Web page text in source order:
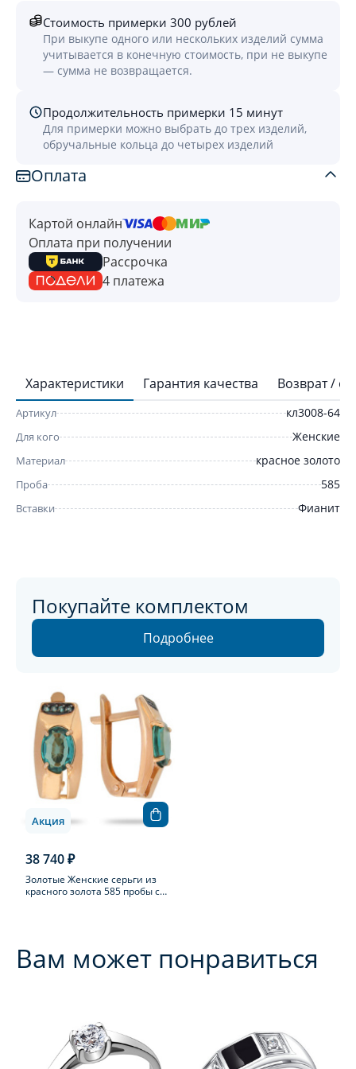
Стоимость примерки 300 рублей
При выкупе одного или нескольких изделий сумма
учитывается в конечную стоимость, при не выкупе
— сумма не возвращается.
Продолжительность примерки 15 минут
Для примерки можно выбрать до трех изделий,
обручальные кольца до четырех изделий
Оплата
Картой онлайн
Оплата при получении
Рассрочка
4 платежа
Характеристики Гарантия качества Возврат /
Артикул кл3008-64
Для кого Женские
Материал красное золото
Проба 585
Вставки Фианит
Покупайте комплектом
Подробнее
38 740 ₽
Золотые Женские серьги из
красного золота 585 пробы с
Акция
Вам может понравиться